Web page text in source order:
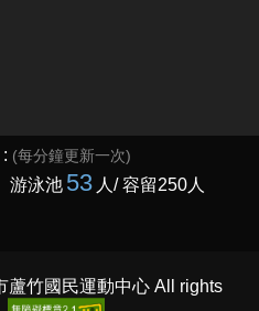
竹國民運動中心 All rights